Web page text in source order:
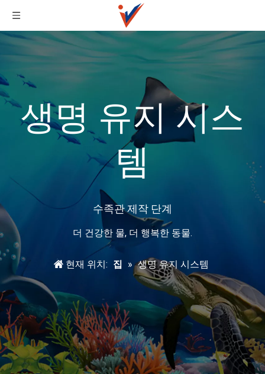
생명 유지 시스
템
수족관 제작 단계
더 건강한 물, 더 행복한 동물.
현재 위치: 집 » 생명 유지 시스템